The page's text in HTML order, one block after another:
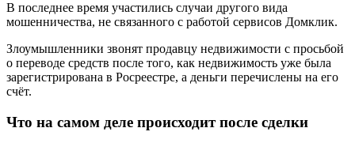
В последнее время участились случаи другого вида
мошенничества, не связанного с работой сервисов Домклик.
Злоумышленники звонят продавцу недвижимости с просьбой
о переводе средств после того, как недвижимость уже была
зарегистрирована в Росреестре, а деньги перечислены на его
счёт.
Что на самом деле происходит после сделки